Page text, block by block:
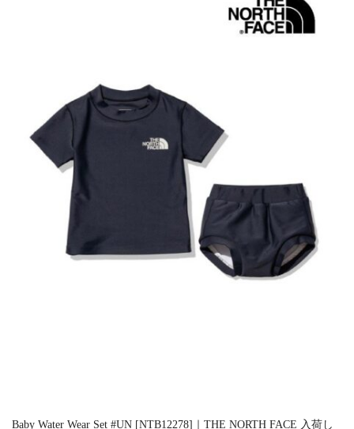
Baby Water Wear Set #UN [NTB12278]｜THE NORTH FACE 入荷し